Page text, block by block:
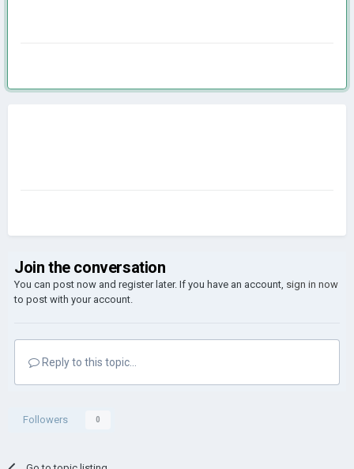
Join the conversation
You can post now and register later. If you have an account, sign in now
to post with your account.
Reply to this topic...
Followers 0